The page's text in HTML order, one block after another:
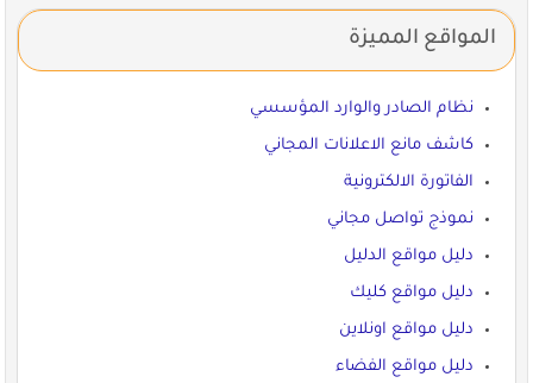
المواقع المميزة
نظام الصادر والوارد المؤسسي
كاشف مانع الاعلانات المجاني
الفاتورة الالكترونية
نموذج تواصل مجاني
دليل مواقع الدليل
دليل مواقع كليك
دليل مواقع اونلاين
دليل مواقع الفضاء